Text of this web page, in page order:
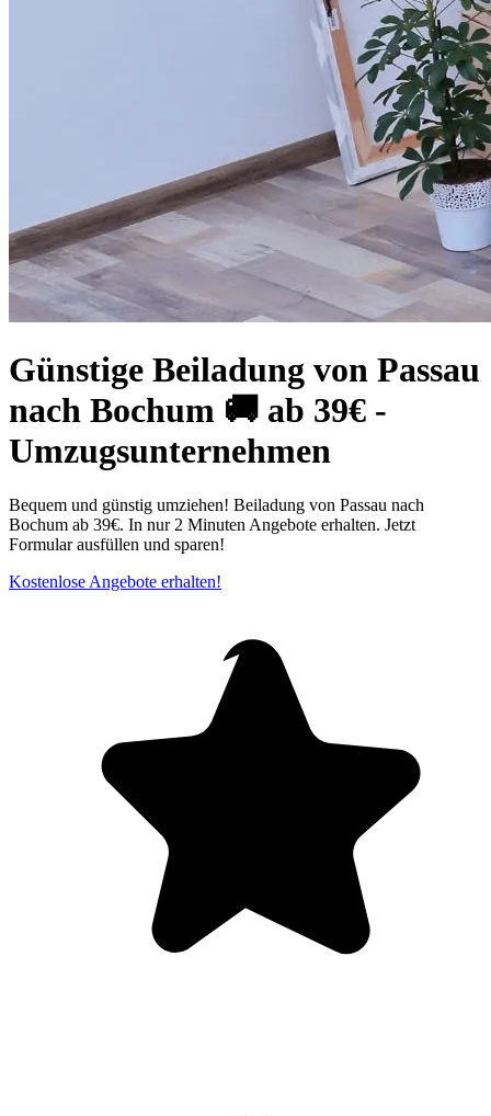
Günstige Beiladung von Passau
nach Bochum 🚚 ab 39€ -
Umzugsunternehmen
Bequem und günstig umziehen! Beiladung von Passau nach
Bochum ab 39€. In nur 2 Minuten Angebote erhalten. Jetzt
Formular ausfüllen und sparen!
Kostenlose Angebote erhalten!